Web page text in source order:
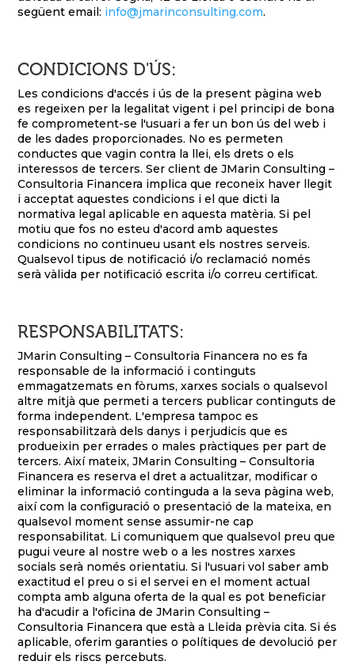
següent email: info@jmarinconsulting.com.
CONDICIONS D'ÚS:
Les condicions d'accés i ús de la present pàgina web
es regeixen per la legalitat vigent i pel principi de bona
fe comprometent-se l'usuari a fer un bon ús del web i
de les dades proporcionades. No es permeten
conductes que vagin contra la llei, els drets o els
interessos de tercers. Ser client de JMarin Consulting –
Consultoria Financera implica que reconeix haver llegit
i acceptat aquestes condicions i el que dicti la
normativa legal aplicable en aquesta matèria. Si pel
motiu que fos no esteu d'acord amb aquestes
condicions no continueu usant els nostres serveis.
Qualsevol tipus de notificació i/o reclamació només
serà vàlida per notificació escrita i/o correu certificat.
RESPONSABILITATS:
JMarin Consulting – Consultoria Financera no es fa
responsable de la informació i continguts
emmagatzemats en fòrums, xarxes socials o qualsevol
altre mitjà que permeti a tercers publicar continguts de
forma independent. L'empresa tampoc es
responsabilitzarà dels danys i perjudicis que es
produeixin per errades o males pràctiques per part de
tercers. Així mateix, JMarin Consulting – Consultoria
Financera es reserva el dret a actualitzar, modificar o
eliminar la informació continguda a la seva pàgina web,
així com la configuració o presentació de la mateixa, en
qualsevol moment sense assumir-ne cap
responsabilitat. Li comuniquem que qualsevol preu que
pugui veure al nostre web o a les nostres xarxes
socials serà només orientatiu. Si l'usuari vol saber amb
exactitud el preu o si el servei en el moment actual
compta amb alguna oferta de la qual es pot beneficiar
ha d'acudir a l'oficina de JMarin Consulting –
Consultoria Financera que està a Lleida prèvia cita. Si és
aplicable, oferim garanties o polítiques de devolució per
reduir els riscs percebuts.